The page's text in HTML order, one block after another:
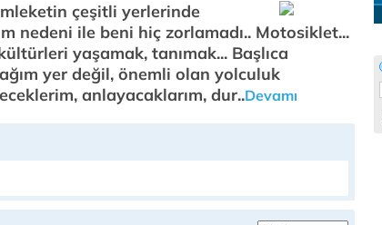
çeşitli yerlerinde
nedeni ile beni hiç zorlamadı.. Motosiklet...
yaşamak, tanımak... Başlıca
yer değil, önemli olan yolculuk
anlayacaklarım, dur..Devamı